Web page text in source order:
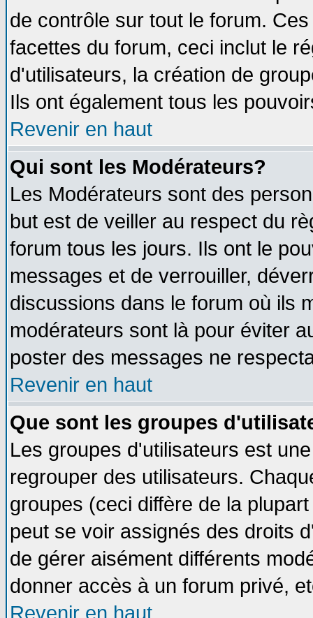
de contrôle sur tout le forum.
facettes du forum, ceci inclut le
d'utilisateurs, la création de
Ils ont également tous les
Revenir en haut
Qui sont les Modérateurs?
Les Modérateurs sont des
but est de veiller au respect du
forum tous les jours. Ils ont le
messages et de verrouiller,
discussions dans le forum où ils
modérateurs sont là pour éviter
poster des messages ne
Revenir en haut
Que sont les groupes
Les groupes d'utilisateurs est
regrouper des utilisateurs.
groupes (ceci diffère de la
peut se voir assignés des droits
de gérer aisément différents
donner accès à un forum privé,
Revenir en haut